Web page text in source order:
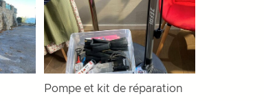
Pompe et kit de réparation